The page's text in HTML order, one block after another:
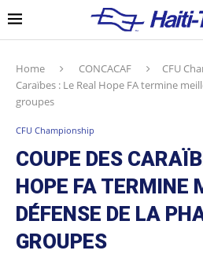
Home CONCACAF CFU
Caraïbes : Le Real Hope FA termine
groupes
CFU Championship
COUPE DES
HOPE FA TERMINE
DÉFENSE DE LA
GROUPES